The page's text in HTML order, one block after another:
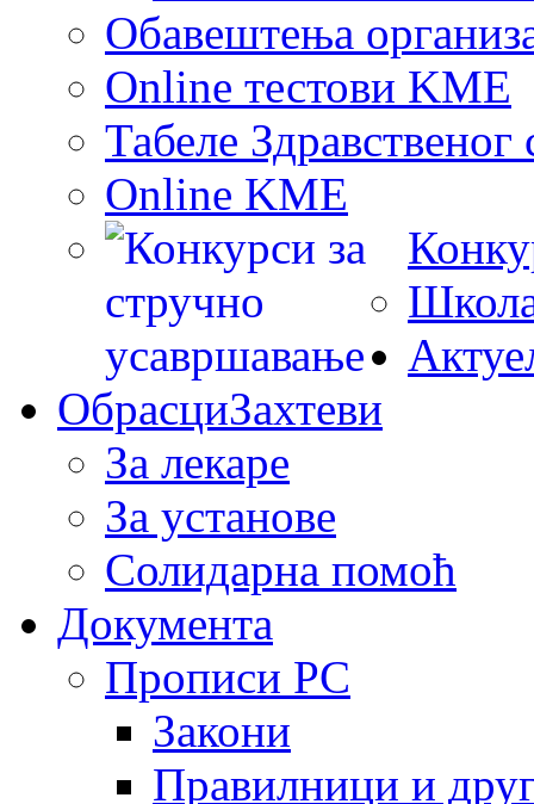
Обавештења
Online тестови KME
Табеле Здравственог
Online KME
ОбрасциЗахтеви
За лекаре
За установе
Солидарна помоћ
Документа
Прописи РС
Закони
Правилници и